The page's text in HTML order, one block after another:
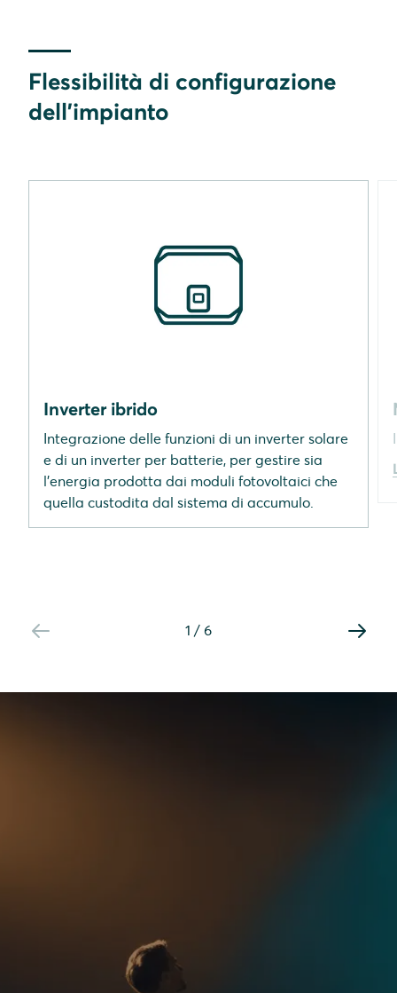
Flessibilità di configurazione
dell'impianto
Inverter ibrido
Integrazione delle funzioni di un inverter solare
e di un inverter per batterie, per gestire sia
l’energia prodotta dai moduli fotovoltaici che
quella custodita dal sistema di accumulo.
1 / 6